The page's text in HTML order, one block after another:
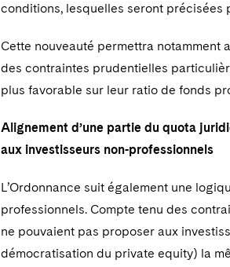
conditions, lesquelles seront
Cette nouveauté permettra notamment
des contraintes prudentielles
plus favorable sur leur ratio de fonds
Alignement d’une partie du quota
aux investisseurs non-professionnels
L’Ordonnance suit également une
professionnels. Compte tenu des
ne pouvaient pas proposer aux
démocratisation du private equity) la